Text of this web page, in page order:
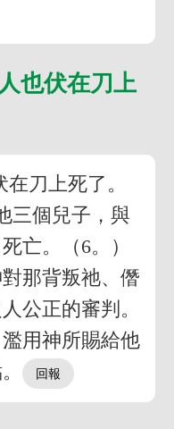
也伏在刀上
刀上死了。
三個兒子，與
亡。（6。）
那背叛祂、僭
公正的審判。
用神所賜給他